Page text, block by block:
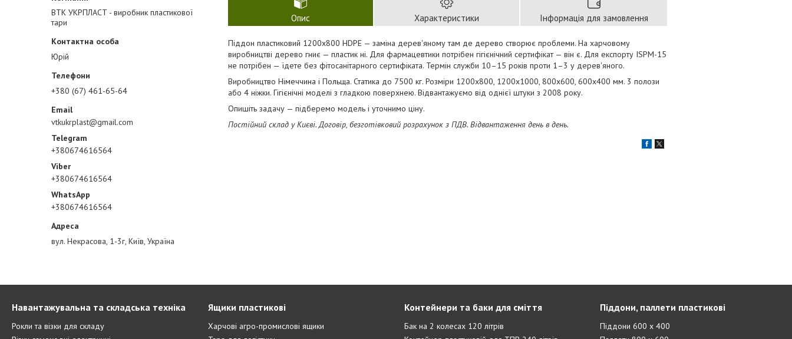
ВТК УКРПЛАСТ - виробник пластикової
тари
Юрій
+380 (67) 461-65-64
vtkukrplast@gmail.com
+380674616564
+380674616564
+380674616564
вул. Некрасова, 1-3г, Київ, Україна
Опис Характеристики Інформація для замовлення
Піддон пластиковий 1200х800 HDPE — заміна дерев'яному там де дерево створює проблеми. На харчовому
виробництві дерево гниє — пластик ні. Для фармацевтики потрібен гігієнічний сертифікат — він є. Для експорту ISPM-15
не потрібен — їдете без фітосанітарного сертифіката. Термін служби 10–15 років проти 1–3 у дерев'яного.
Виробництво Німеччина і Польща. Статика до 7500 кг. Розміри 1200х800, 1200х1000, 800х600, 600х400 мм. 3 полози
або 4 ніжки. Гігієнічні моделі з гладкою поверхнею. Відвантажуємо від однієї штуки з 2008 року.
Опишіть задачу — підберемо модель і уточнимо ціну.
Постійний склад у Києві. Договір, безготівковий розрахунок з ПДВ. Відвантаження день в день.
Навантажувальна та складська техніка
Рокли та візки для складу
Ящики пластикові
Харчові агро-промислові ящики
Контейнери та баки для сміття
Бак на 2 колесах 120 літрів
Піддони, паллети пластикові
Піддони 600 х 400